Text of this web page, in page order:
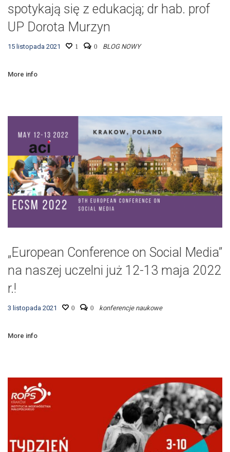
spotykają się z edukacją; dr hab. prof
UP Dorota Murzyn
15 listopada 2021 1 0 BLOG NOWY
More info
„European Conference on Social Media”
na naszej uczelni już 12-13 maja 2022
r.!
3 listopada 2021 0 0 konferencje naukowe
More info